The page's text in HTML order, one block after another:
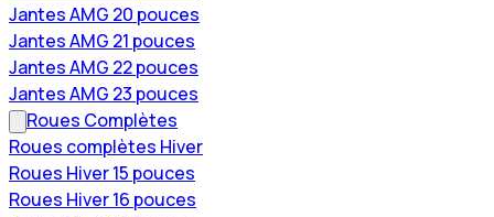
Jantes AMG 20 pouces
Jantes AMG 21 pouces
Jantes AMG 22 pouces
Jantes AMG 23 pouces
Roues Complètes
Roues complètes Hiver
Roues Hiver 15 pouces
Roues Hiver 16 pouces